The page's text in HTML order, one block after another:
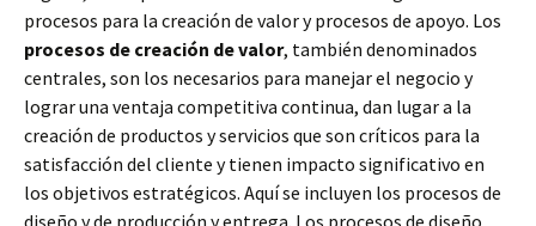
procesos para la creación de valor y procesos de apoyo. Los
procesos de creación de valor, también denominados
centrales, son los necesarios para manejar el negocio y
lograr una ventaja competitiva continua, dan lugar a la
creación de productos y servicios que son críticos para la
satisfacción del cliente y tienen impacto significativo en
los objetivos estratégicos. Aquí se incluyen los procesos de
diseño y de producción y entrega. Los procesos de diseño